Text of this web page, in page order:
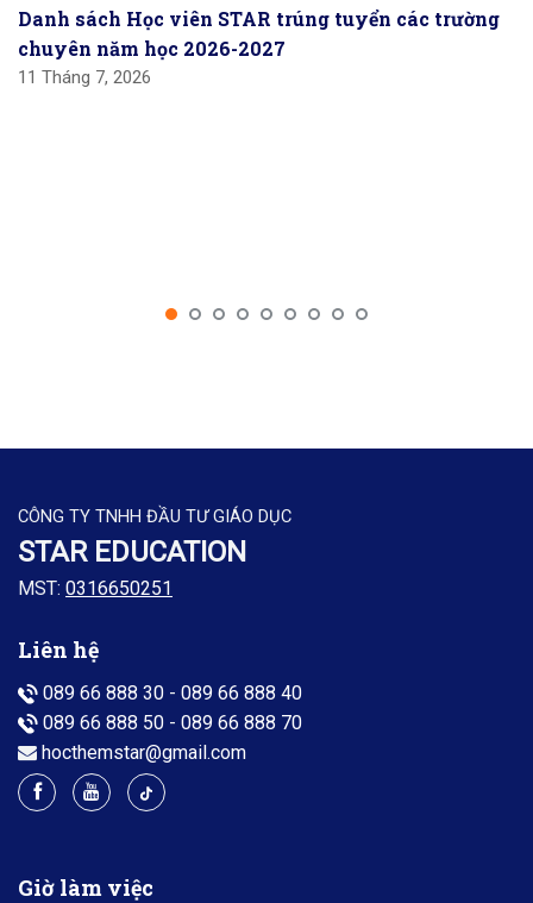
Danh sách Học viên STAR trúng tuyển các trường
chuyên năm học 2026-2027
11 Tháng 7, 2026
CÔNG TY TNHH ĐẦU TƯ GIÁO DỤC
STAR EDUCATION
MST: 0316650251
Liên hệ
089 66 888 30 - 089 66 888 40
089 66 888 50 - 089 66 888 70
hocthemstar@gmail.com
Giờ làm việc